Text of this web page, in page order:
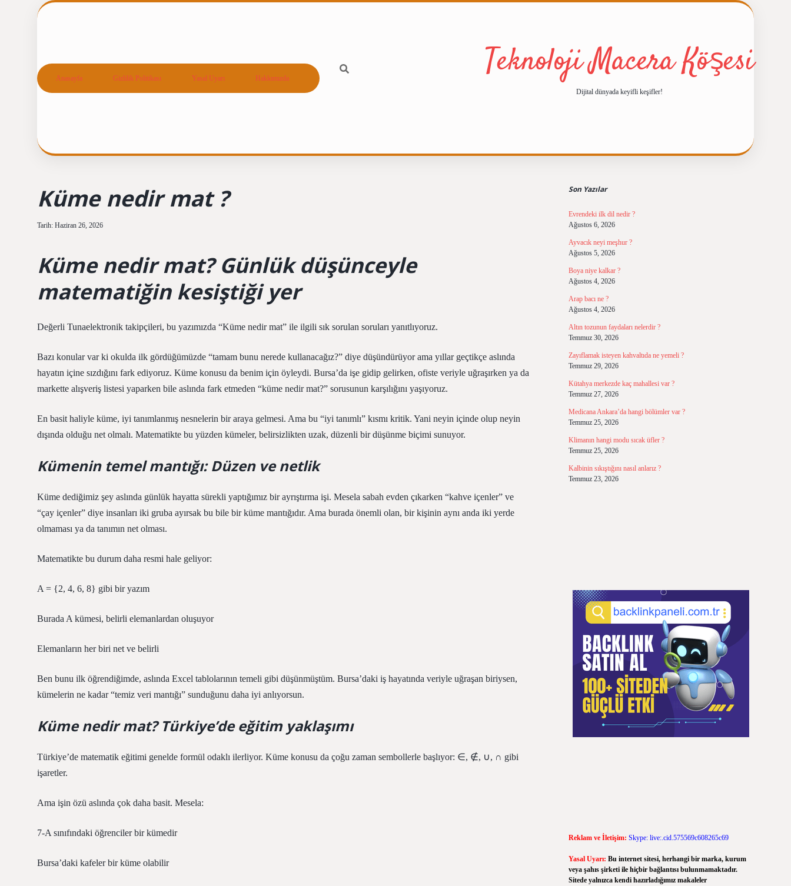
Anasayfa Gizlilik Politikası Yasal Uyarı Hakkımızda Teknoloji Macera Köşesi
Dijital dünyada keyifli keşifler!
Küme nedir mat ?
Tarih: Haziran 26, 2026
Küme nedir mat? Günlük düşünceyle
matematiğin kesiştiği yer
Değerli Tunaelektronik takipçileri, bu yazımızda “Küme nedir mat” ile ilgili sık sorulan soruları yanıtlıyoruz.
Bazı konular var ki okulda ilk gördüğümüzde “tamam bunu nerede kullanacağız?” diye düşündürüyor ama yıllar geçtikçe aslında
hayatın içine sızdığını fark ediyoruz. Küme konusu da benim için öyleydi. Bursa’da işe gidip gelirken, ofiste veriyle uğraşırken ya da
markette alışveriş listesi yaparken bile aslında fark etmeden “küme nedir mat?” sorusunun karşılığını yaşıyoruz.
En basit haliyle küme, iyi tanımlanmış nesnelerin bir araya gelmesi. Ama bu “iyi tanımlı” kısmı kritik. Yani neyin içinde olup neyin
dışında olduğu net olmalı. Matematikte bu yüzden kümeler, belirsizlikten uzak, düzenli bir düşünme biçimi sunuyor.
Kümenin temel mantığı: Düzen ve netlik
Küme dediğimiz şey aslında günlük hayatta sürekli yaptığımız bir ayrıştırma işi. Mesela sabah evden çıkarken “kahve içenler” ve
“çay içenler” diye insanları iki gruba ayırsak bu bile bir küme mantığıdır. Ama burada önemli olan, bir kişinin aynı anda iki yerde
olmaması ya da tanımın net olması.
Matematikte bu durum daha resmi hale geliyor:
A = {2, 4, 6, 8} gibi bir yazım
Burada A kümesi, belirli elemanlardan oluşuyor
Elemanların her biri net ve belirli
Ben bunu ilk öğrendiğimde, aslında Excel tablolarının temeli gibi düşünmüştüm. Bursa’daki iş hayatında veriyle uğraşan biriysen,
kümelerin ne kadar “temiz veri mantığı” sunduğunu daha iyi anlıyorsun.
Küme nedir mat? Türkiye’de eğitim yaklaşımı
Türkiye’de matematik eğitimi genelde formül odaklı ilerliyor. Küme konusu da çoğu zaman sembollerle başlıyor: ∈, ∉, ∪, ∩ gibi
işaretler.
Ama işin özü aslında çok daha basit. Mesela:
7-A sınıfındaki öğrenciler bir kümedir
Bursa’daki kafeler bir küme olabilir
Son Yazılar
Evrendeki ilk dil nedir ?
Ağustos 6, 2026
Ayvacık neyi meşhur ?
Ağustos 5, 2026
Boya niye kalkar ?
Ağustos 4, 2026
Arap bacı ne ?
Ağustos 4, 2026
Altın tozunun faydaları nelerdir ?
Temmuz 30, 2026
Zayıflamak isteyen kahvaltıda ne yemeli ?
Temmuz 29, 2026
Kütahya merkezde kaç mahallesi var ?
Temmuz 27, 2026
Medicana Ankara’da hangi bölümler var ?
Temmuz 25, 2026
Klimanın hangi modu sıcak üfler ?
Temmuz 25, 2026
Kalbinin sıkıştığını nasıl anlarız ?
Temmuz 23, 2026
Reklam ve İletişim: Skype: live:.cid.575569c608265c69
Yasal Uyarı: Bu internet sitesi, herhangi bir marka, kurum
veya şahıs şirketi ile hiçbir bağlantısı bulunmamaktadır.
Sitede yalnızca kendi hazırladığımız makaleler